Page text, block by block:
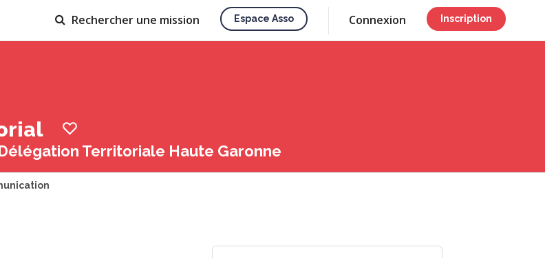
Rechercher une mission Espace Asso Connexion Inscription
Territoriale Haute Garonne